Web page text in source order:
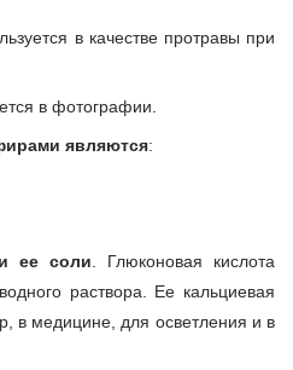
в качестве протравы при
в фотографии.
являются:
ее соли . Глюконовая кислота
раствора. Ее кальциевая
в медицине, для осветления и в